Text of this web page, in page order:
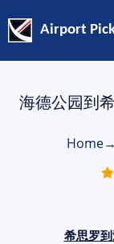
Airport
海德公园到
Home→
希思罗